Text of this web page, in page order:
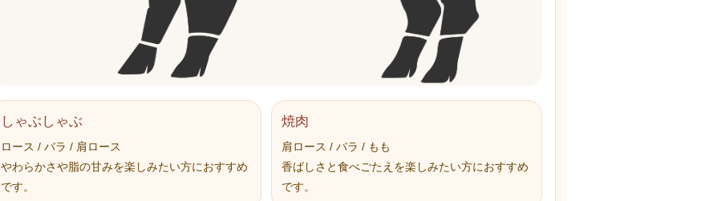
しゃぶしゃぶ
ロース / バラ / 肩ロース
やわらかさや脂の甘みを楽しみたい方におすすめ
です。
焼肉
肩ロース / バラ / もも
香ばしさと食べごたえを楽しみたい方におすすめ
です。